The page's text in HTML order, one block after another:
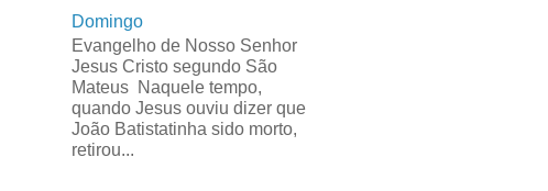
Domingo
Evangelho de Nosso Senhor
Jesus Cristo segundo São
Mateus Naquele tempo,
quando Jesus ouviu dizer que
João Batistatinha sido morto,
retirou...